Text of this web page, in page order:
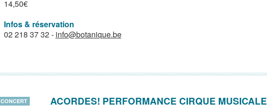
14,50€
Infos & réservation
02 218 37 32 - info@botanique.be
CONCERT
ACORDES! PERFORMANCE CIRQUE MUSICALE